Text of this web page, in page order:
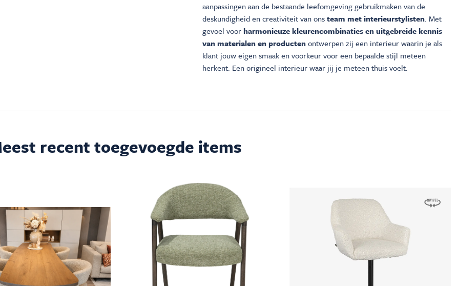
aanpassingen aan de bestaande leefomgeving gebruikmaken van de
deskundigheid en creativiteit van onsteam met interieurstylisten. Met
gevoel voorharmonieuze kleurencombinaties en uitgebreide kennis
van materialen en productenontwerpen zij een interieur waarin je als
klant jouw eigen smaak en voorkeur voor een bepaalde stijl meteen
herkent. Een origineel interieur waar jij je meteen thuis voelt.
recent toegevoegde items